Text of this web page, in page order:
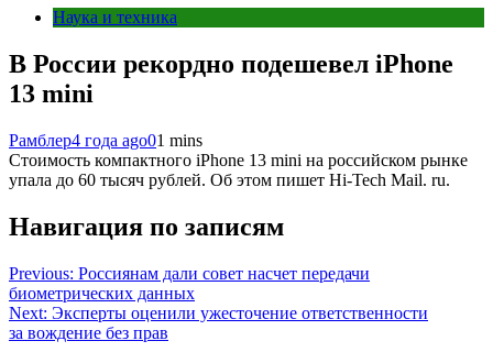
Наука и техника
В России рекордно подешевел iPhone
13 mini
Рамблер4 года ago01 mins
Стоимость компактного iPhone 13 mini на российском рынке
упала до 60 тысяч рублей. Об этом пишет Hi-Tech Mail. ru.
Навигация по записям
Previous: Россиянам дали совет насчет передачи
биометрических данных
Next: Эксперты оценили ужесточение ответственности
за вождение без прав